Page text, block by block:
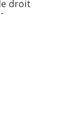
droit